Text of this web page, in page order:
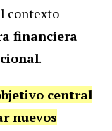
contexto
financiera
.
central
nuevos